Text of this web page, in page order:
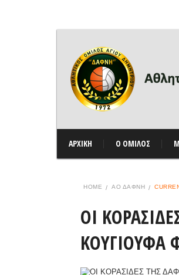
ΑΡΧΙΚΗ Ο ΟΜΙΛΟΣ
HOME ΑΟ ΔΆΦΝΗ
ΟΙ
ΚΟΥΓΙΟΥΦΑ